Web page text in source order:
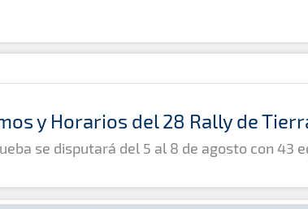
y Horarios del 28 Rally de
se disputará del 5 al 8 de agosto con 43